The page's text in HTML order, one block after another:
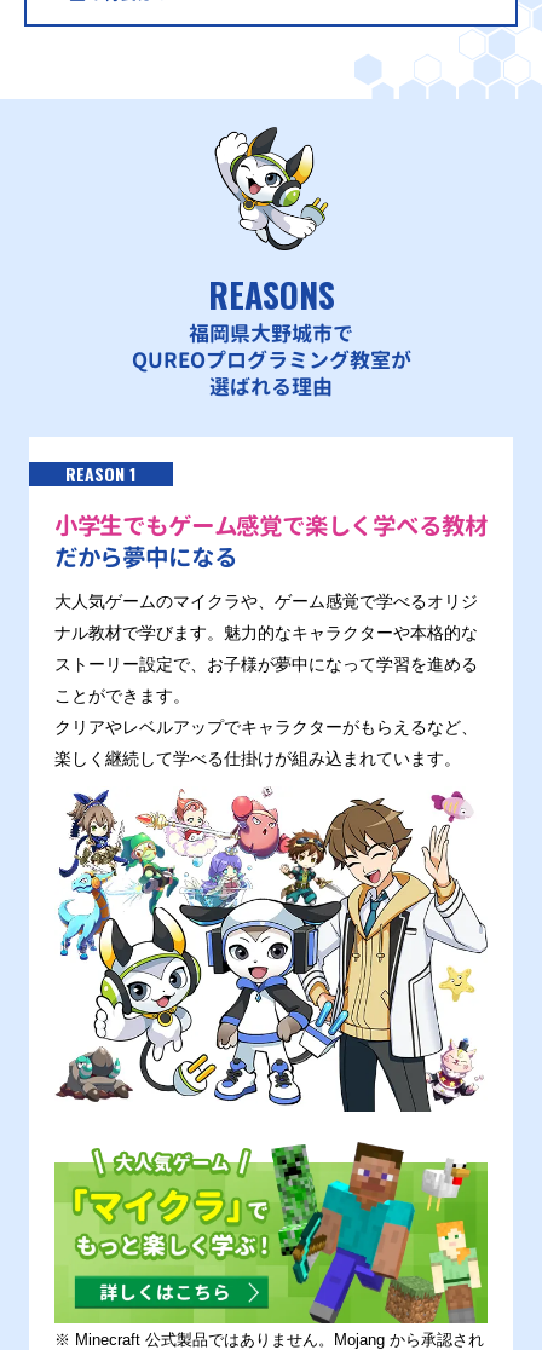
REASONS
福岡県大野城市で
QUREOプログラミング教室が
選ばれる理由
REASON 1
小学生でもゲーム感覚で楽しく学べる教材
だから夢中になる
大人気ゲームのマイクラや、ゲーム感覚で学べるオリジ
ナル教材で学びます。魅力的なキャラクターや本格的な
ストーリー設定で、お子様が夢中になって学習を進める
ことができます。
クリアやレベルアップでキャラクターがもらえるなど、
楽しく継続して学べる仕掛けが組み込まれています。
※ Minecraft 公式製品ではありません。Mojang から承認され